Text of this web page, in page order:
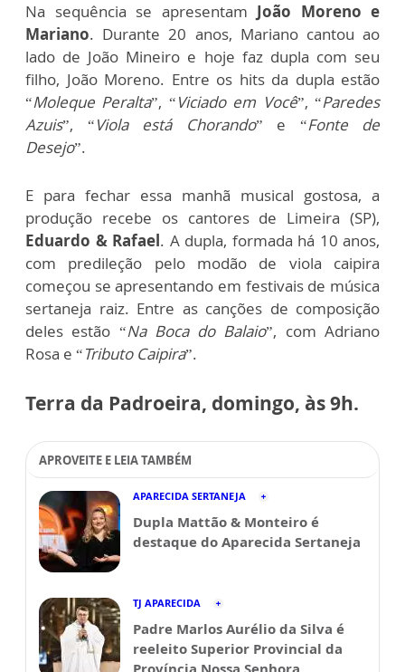
Na sequência se apresentam João Moreno e
Mariano. Durante 20 anos, Mariano cantou ao
lado de João Mineiro e hoje faz dupla com seu
filho, João Moreno. Entre os hits da dupla estão
“Moleque Peralta”, “Viciado em Você”, “Paredes
Azuis”, “Viola está Chorando” e “Fonte de
Desejo”.
E para fechar essa manhã musical gostosa, a
produção recebe os cantores de Limeira (SP),
Eduardo & Rafael. A dupla, formada há 10 anos,
com predileção pelo modão de viola caipira
começou se apresentando em festivais de música
sertaneja raiz. Entre as canções de composição
deles estão “Na Boca do Balaio”, com Adriano
Rosa e “Tributo Caipira”.
Terra da Padroeira, domingo, às 9h.
APROVEITE E LEIA TAMBÉM
APARECIDA SERTANEJA
Dupla Mattão & Monteiro é
destaque do Aparecida Sertaneja
TJ APARECIDA
Padre Marlos Aurélio da Silva é
reeleito Superior Provincial da